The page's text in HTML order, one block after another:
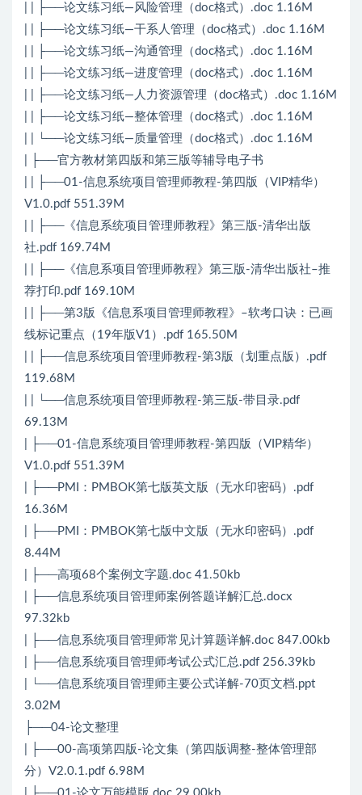
| | ├──论文练习纸—风险管理（doc格式）.doc 1.16M
| | ├──论文练习纸—干系人管理（doc格式）.doc 1.16M
| | ├──论文练习纸—沟通管理（doc格式）.doc 1.16M
| | ├──论文练习纸—进度管理（doc格式）.doc 1.16M
| | ├──论文练习纸—人力资源管理（doc格式）.doc 1.16M
| | ├──论文练习纸—整体管理（doc格式）.doc 1.16M
| | └──论文练习纸—质量管理（doc格式）.doc 1.16M
| ├──官方教材第四版和第三版等辅导电子书
| | ├──01-信息系统项目管理师教程-第四版（VIP精华）
V1.0.pdf 551.39M
| | ├──《信息系统项目管理师教程》第三版-清华出版
社.pdf 169.74M
| | ├──《信息系项目管理师教程》第三版-清华出版社–推
荐打印.pdf 169.10M
| | ├──第3版《信息系项目管理师教程》–软考口诀：已画
线标记重点（19年版V1）.pdf 165.50M
| | ├──信息系统项目管理师教程-第3版（划重点版）.pdf
119.68M
| | └──信息系统项目管理师教程-第三版-带目录.pdf
69.13M
| ├──01-信息系统项目管理师教程-第四版（VIP精华）
V1.0.pdf 551.39M
| ├──PMI：PMBOK第七版英文版（无水印密码）.pdf
16.36M
| ├──PMI：PMBOK第七版中文版（无水印密码）.pdf
8.44M
| ├──高项68个案例文字题.doc 41.50kb
| ├──信息系统项目管理师案例答题详解汇总.docx
97.32kb
| ├──信息系统项目管理师常见计算题详解.doc 847.00kb
| ├──信息系统项目管理师考试公式汇总.pdf 256.39kb
| └──信息系统项目管理师主要公式详解-70页文档.ppt
3.02M
├──04-论文整理
| ├──00-高项第四版-论文集（第四版调整-整体管理部
分）V2.0.1.pdf 6.98M